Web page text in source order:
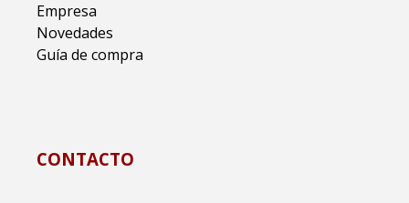
Empresa
Novedades
Guía de compra
CONTACTO